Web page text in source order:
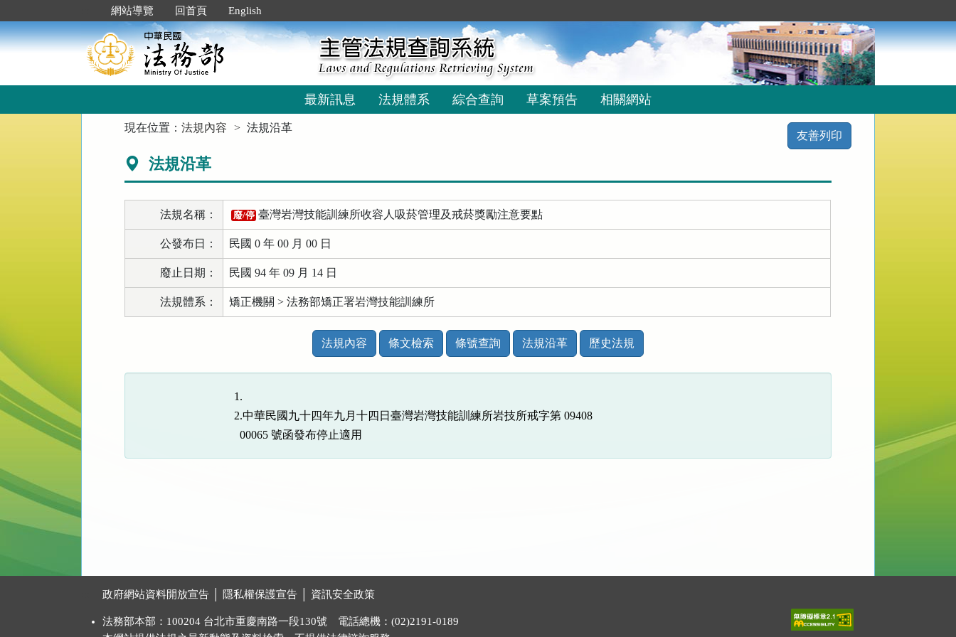
到
主
要
網站導覽 回首頁 English
最新訊息 法規體系 綜合查詢 草案預告 相關網站
現在位置：法規內容 法規沿革
友善列印
法規沿革
法規名稱： 廢/停 臺灣岩灣技能訓練所收容人吸菸管理及戒菸獎勵注意要點
公發布日： 民國 0 年 00 月 00 日
廢止日期： 民國 94 年 09 月 14 日
法規體系： 矯正機關 > 法務部矯正署岩灣技能訓練所
功
法規內容 條文檢索 條號查詢 法規沿革 歷史法規
1.
2.中華民國九十四年九月十四日臺灣岩灣技能訓練所岩技所戒字第 09408
  00065 號函發布停止適用
政府網站資料開放宣告 隱私權保護宣告 資訊安全政策
法務部本部：100204 台北市重慶南路一段130號 電話總機：(02)2191-0189